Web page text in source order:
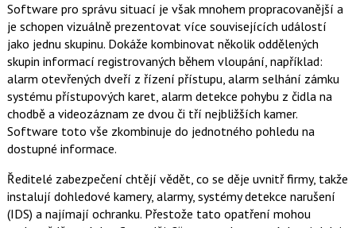
Software pro správu situací je však mnohem propracovanější a
je schopen vizuálně prezentovat více souvisejících událostí
jako jednu skupinu. Dokáže kombinovat několik oddělených
skupin informací registrovaných během vloupání, například:
alarm otevřených dveří z řízení přístupu, alarm selhání zámku
systému přístupových karet, alarm detekce pohybu z čidla na
chodbě a videozáznam ze dvou či tří nejbližších kamer.
Software toto vše zkombinuje do jednotného pohledu na
dostupné informace.
Ředitelé zabezpečení chtějí vědět, co se děje uvnitř firmy, takže
instalují dohledové kamery, alarmy, systémy detekce narušení
(IDS) a najímají ochranku. Přestože tato opatření mohou